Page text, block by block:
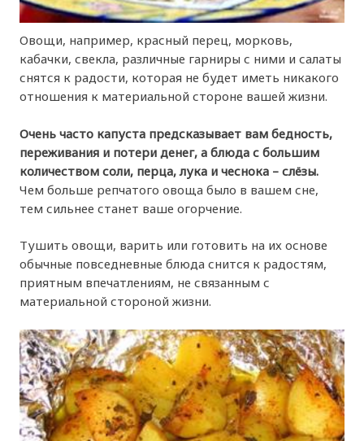
Овощи, например, красный перец, морковь,
кабачки, свекла, различные гарниры с ними и салаты
снятся к радости, которая не будет иметь никакого
отношения к материальной стороне вашей жизни.
Очень часто капуста предсказывает вам бедность,
переживания и потери денег, а блюда с большим
количеством соли, перца, лука и чеснока – слёзы.
Чем больше репчатого овоща было в вашем сне,
тем сильнее станет ваше огорчение.
Тушить овощи, варить или готовить на их основе
обычные повседневные блюда снится к радостям,
приятным впечатлениям, не связанным с
материальной стороной жизни.